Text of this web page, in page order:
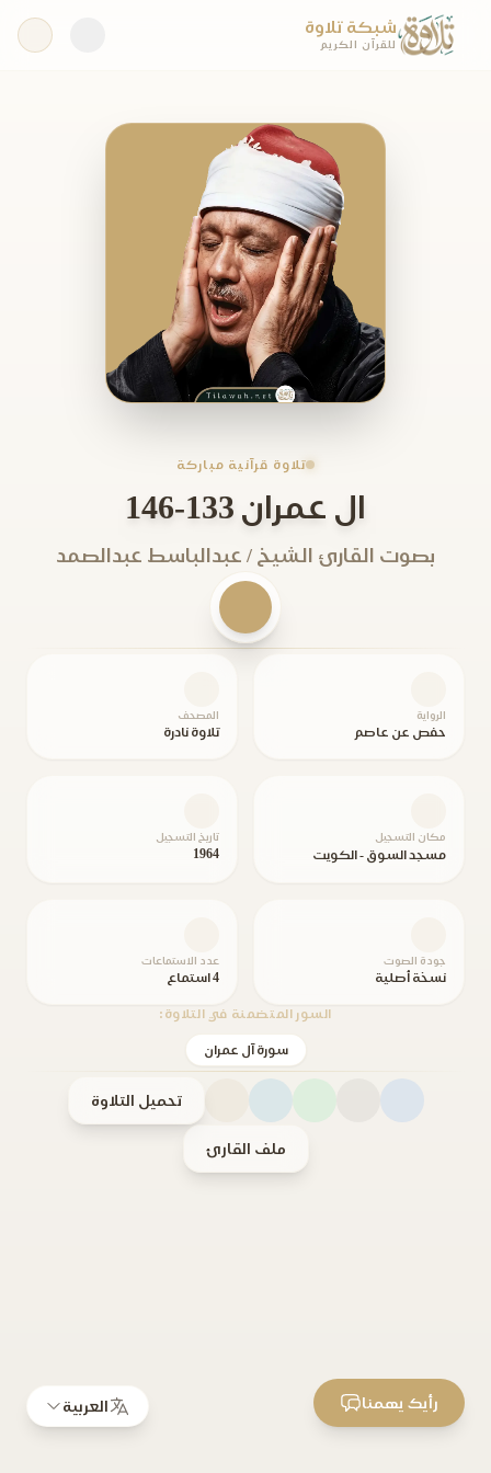
شبكة تلاوة
للقرآن الكريم
تلاوة قرآنية مباركة
ال عمران 133-146
بصوت القارئ الشيخ / عبدالباسط عبدالصمد
الرواية
حفص عن عاصم
المصحف
تلاوة نادرة
مكان التسجيل
مسجد السوق - الكويت
تاريخ التسجيل
1964
جودة الصوت
نسخة أصلية
عدد الاستماعات
4 استماع
السور المتضمنة في التلاوة:
سورة آل عمران
تحميل التلاوة
ملف القارئ
العربية رأيك يهمنا